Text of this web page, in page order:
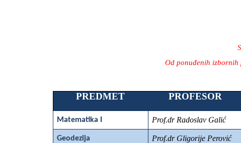
Od ponuđenih izbornih
PREDMET
PROFESOR
Matematika I Prof.dr Radoslav Galić
Geodezija Prof.dr Gligorije Perović